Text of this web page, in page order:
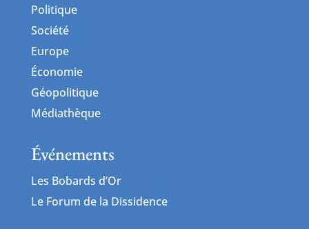
Politique
Société
Europe
Économie
Géopolitique
Médiathèque
Événements
Les Bobards d’Or
Le Forum de la Dissidence